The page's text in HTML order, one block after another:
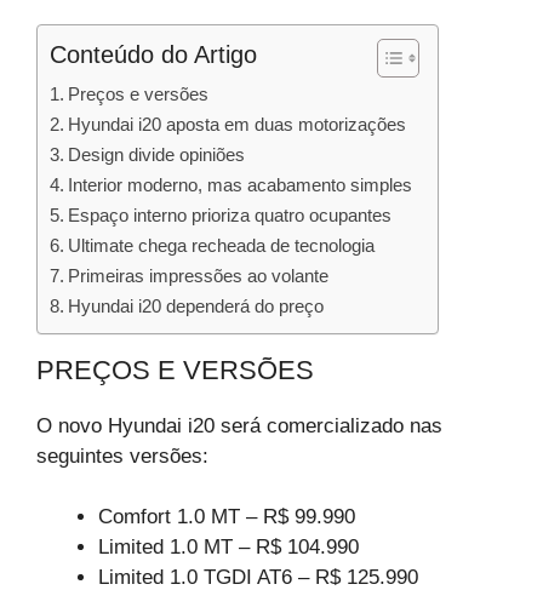
Conteúdo do Artigo
Preços e versões
Hyundai i20 aposta em duas motorizações
Design divide opiniões
Interior moderno, mas acabamento simples
Espaço interno prioriza quatro ocupantes
Ultimate chega recheada de tecnologia
Primeiras impressões ao volante
Hyundai i20 dependerá do preço
PREÇOS E VERSÕES
O novo Hyundai i20 será comercializado nas
seguintes versões:
Comfort 1.0 MT – R$ 99.990
Limited 1.0 MT – R$ 104.990
Limited 1.0 TGDI AT6 – R$ 125.990